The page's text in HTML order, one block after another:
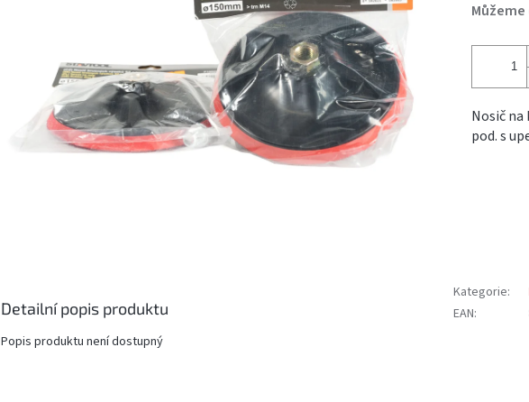
Nosič
pod. s
Detailní popis produktu
Popis produktu není dostupný
Kategorie:
EAN: